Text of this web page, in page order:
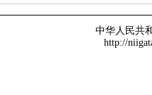
中华人民共
http://